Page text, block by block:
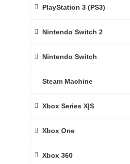
PlayStation 3 (PS3)
Nintendo Switch 2
Nintendo Switch
Steam Machine
Xbox Series X|S
Xbox One
Xbox 360